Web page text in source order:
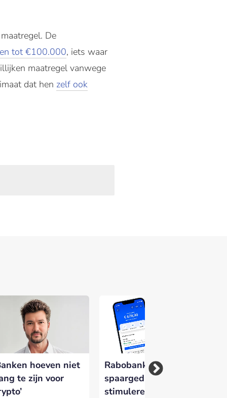
De
tot €100.000, iets waar
maatregel vanwege
dat hen zelf ook
hoeven niet
te zijn voor
Rabobank wil
spaargedrag
stimuleren met